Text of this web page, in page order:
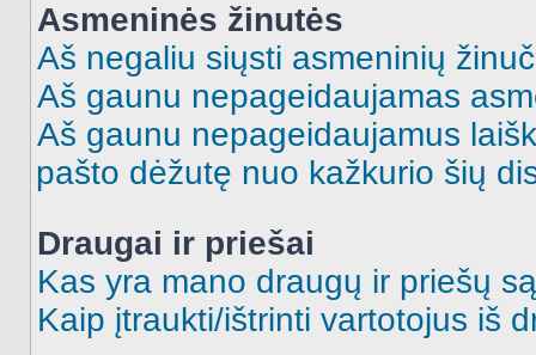
Asmeninės žinutės
Aš negaliu siųsti asmeninių
Aš gaunu nepageidaujamas
Aš gaunu nepageidaujamus
pašto dėžutę nuo kažkurio šių
Draugai ir priešai
Kas yra mano draugų ir priešų
Kaip įtraukti/ištrinti vartotojus iš